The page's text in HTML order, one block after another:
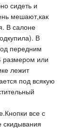
сидеть и
мешают,как
В салоне
В
передним
размером или
лежит
под всякую
все с
скидывания